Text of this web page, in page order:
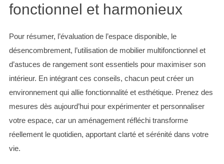
fonctionnel et harmonieux
Pour résumer, l’évaluation de l’espace disponible, le
désencombrement, l’utilisation de mobilier multifonctionnel et
d’astuces de rangement sont essentiels pour maximiser son
intérieur. En intégrant ces conseils, chacun peut créer un
environnement qui allie fonctionnalité et esthétique. Prenez des
mesures dès aujourd’hui pour expérimenter et personnaliser
votre espace, car un aménagement réfléchi transforme
réellement le quotidien, apportant clarté et sérénité dans votre
vie.